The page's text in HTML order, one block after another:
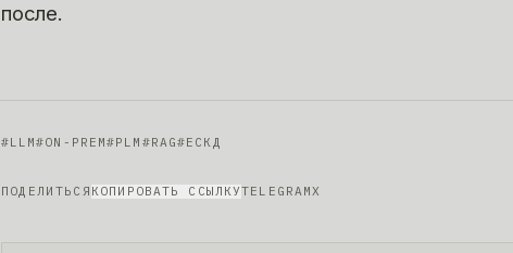
после.
#LLM#ON-PREM#PLM #RAG#ЕСКД
ПОДЕЛИТЬСЯ КОПИРОВАТЬ ССЫЛКУTELEGRAMX